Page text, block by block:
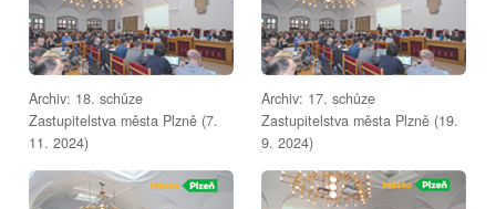
Archiv: 18. schůze
Zastupitelstva města Plzně (7.
11. 2024)
Archiv: 17. schůze
Zastupitelstva města Plzně (19.
9. 2024)